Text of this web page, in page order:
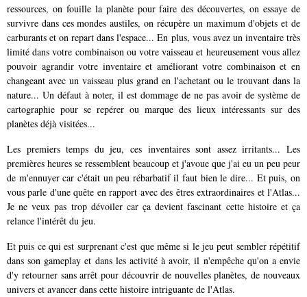
ressources, on fouille la planète pour faire des découvertes, on essaye de
survivre dans ces mondes austiles, on récupère un maximum d'objets et de
carburants et on repart dans l'espace... En plus, vous avez un inventaire très
limité dans votre combinaison ou votre vaisseau et heureusement vous allez
pouvoir agrandir votre inventaire et améliorant votre combinaison et en
changeant avec un vaisseau plus grand en l'achetant ou le trouvant dans la
nature... Un défaut à noter, il est dommage de ne pas avoir de système de
cartographie pour se repérer ou marque des lieux intéressants sur des
planètes déjà visitées...
Les premiers temps du jeu, ces inventaires sont assez irritants... Les
premières heures se ressemblent beaucoup et j'avoue que j'ai eu un peu peur
de m'ennuyer car c'était un peu rébarbatif il faut bien le dire... Et puis, on
vous parle d'une quête en rapport avec des êtres extraordinaires et l'Atlas...
Je ne veux pas trop dévoiler car ça devient fascinant cette histoire et ça
relance l'intérêt du jeu.
Et puis ce qui est surprenant c'est que même si le jeu peut sembler répétitif
dans son gameplay et dans les activité à avoir, il n'empêche qu'on a envie
d'y retourner sans arrêt pour découvrir de nouvelles planètes, de nouveaux
univers et avancer dans cette histoire intriguante de l'Atlas.